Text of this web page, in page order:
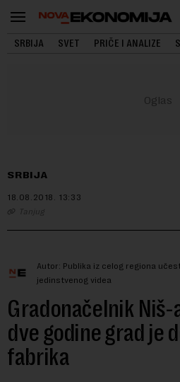
SRBIJA SVET PRIČE I ANALIZE
SRBIJA
18.08.2018. 13:33
Tanjug
Autor: Publika iz celog regiona
jedinstvenog videa
Gradonačelnik Niš-
dve godine grad je
fabrika